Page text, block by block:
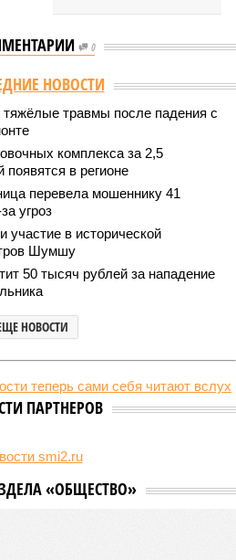
0
Кировской области подорожали на
подорожали на 6%
5520
области подорожали на 6% (фото:
freepik)
по рынку жилой недвижимости
Средняя стоимость квадратного
124 934 рублей, тогда как на
оказалась существенно ниже – 92
в новых домах
их стоимость выросла на
3,6%.